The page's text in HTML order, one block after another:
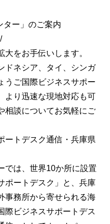
ター」のご案内
をお手伝いします。
ドネシア、タイ、シンガ
うご国際ビジネスサポー
より迅速な現地対応も可
相談についてお気軽にご
ートデスク通信・兵庫県
では、世界10か所に設置
ポートデスク」と、兵庫
事務所から寄せられる海
際ビジネスサポートデス